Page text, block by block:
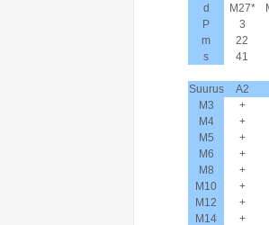
d
M27*
P
3
m
22
s
41
Suurus
A2
M3
+
M4
+
M5
+
M6
+
M8
+
M10
+
M12
+
M14
+